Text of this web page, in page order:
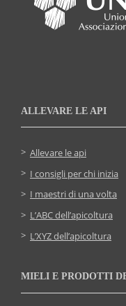
ALLEVARE LE API
Allevare le api
I consigli per chi inizia
I maestri di una volta
L’ABC dell’apicoltura
L’XYZ dell’apicoltura
MIELI E PRODOTTI